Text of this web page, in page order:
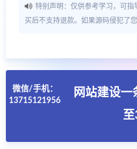
特别声明：仅供参考学习，可指
买后不支持退款。如果源码侵犯了
微信/手机：
13715121956
网站建设一